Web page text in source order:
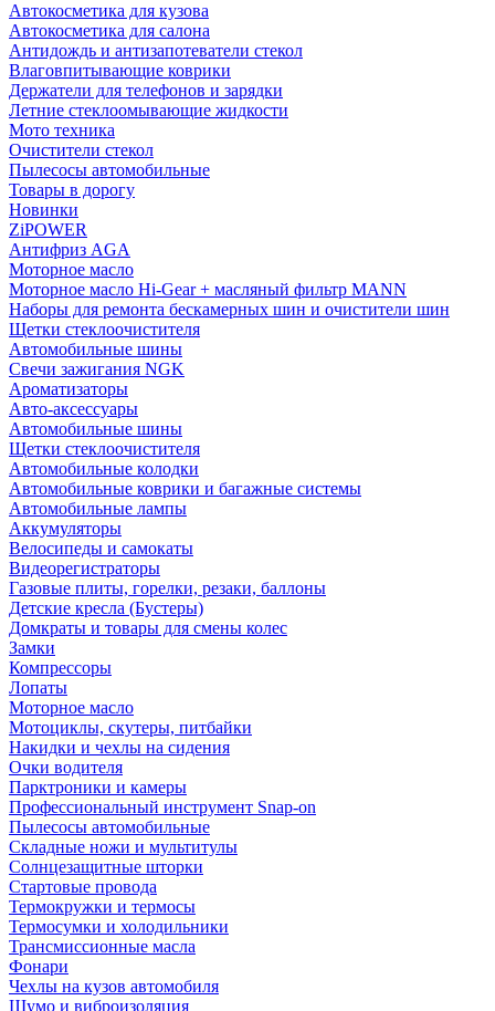
Автокосметика для кузова
Автокосметика для салона
Антидождь и антизапотеватели стекол
Влаговпитывающие коврики
Держатели для телефонов и зарядки
Летние стеклоомывающие жидкости
Мото техника
Очистители стекол
Пылесосы автомобильные
Товары в дорогу
Новинки
ZiPOWER
Антифриз AGA
Моторное масло
Моторное масло Hi-Gear + масляный фильтр MANN
Наборы для ремонта бескамерных шин и очистители шин
Щетки стеклоочистителя
Автомобильные шины
Свечи зажигания NGK
Ароматизаторы
Авто-аксессуары
Автомобильные шины
Щетки стеклоочистителя
Автомобильные колодки
Автомобильные коврики и багажные системы
Автомобильные лампы
Аккумуляторы
Велосипеды и самокаты
Видеорегистраторы
Газовые плиты, горелки, резаки, баллоны
Детские кресла (Бустеры)
Домкраты и товары для смены колес
Замки
Компрессоры
Лопаты
Моторное масло
Мотоциклы, скутеры, питбайки
Накидки и чехлы на сидения
Очки водителя
Парктроники и камеры
Профессиональный инструмент Snap-on
Пылесосы автомобильные
Складные ножи и мультитулы
Солнцезащитные шторки
Стартовые провода
Термокружки и термосы
Термосумки и холодильники
Трансмиссионные масла
Фонари
Чехлы на кузов автомобиля
Шумо и виброизоляция